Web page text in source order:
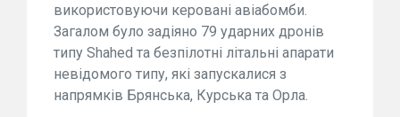
використовуючи керовані авіабомби.
Загалом було задіяно 79 ударних дронів
типу Shahed та безпілотні літальні апарати
невідомого типу, які запускалися з
напрямків Брянська, Курська та Орла.